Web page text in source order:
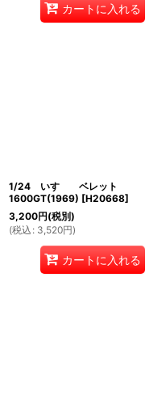
カートに入れる
1/24 いすゞ ベレット
1600GT(1969) [H20668]
3,200円(税別)
(税込 : 3,520円)
カートに入れる